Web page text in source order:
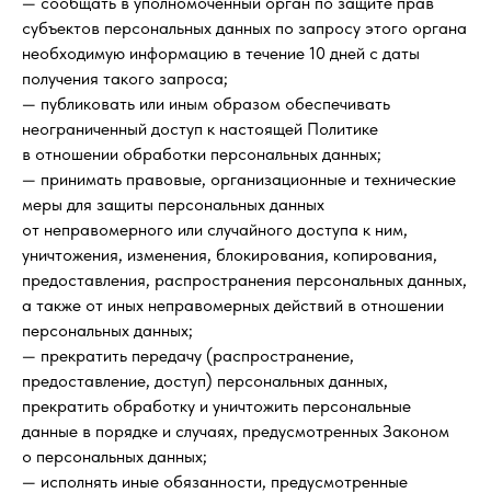
субъектов персональных данных по запросу этого органа
необходимую информацию в течение 10 дней с даты
получения такого запроса;
— публиковать или иным образом обеспечивать
неограниченный доступ к настоящей Политике
в отношении обработки персональных данных;
— принимать правовые, организационные и технические
меры для защиты персональных данных
от неправомерного или случайного доступа к ним,
уничтожения, изменения, блокирования, копирования,
предоставления, распространения персональных данных,
а также от иных неправомерных действий в отношении
персональных данных;
— прекратить передачу (распространение,
предоставление, доступ) персональных данных,
прекратить обработку и уничтожить персональные
данные в порядке и случаях, предусмотренных Законом
о персональных данных;
— исполнять иные обязанности, предусмотренные